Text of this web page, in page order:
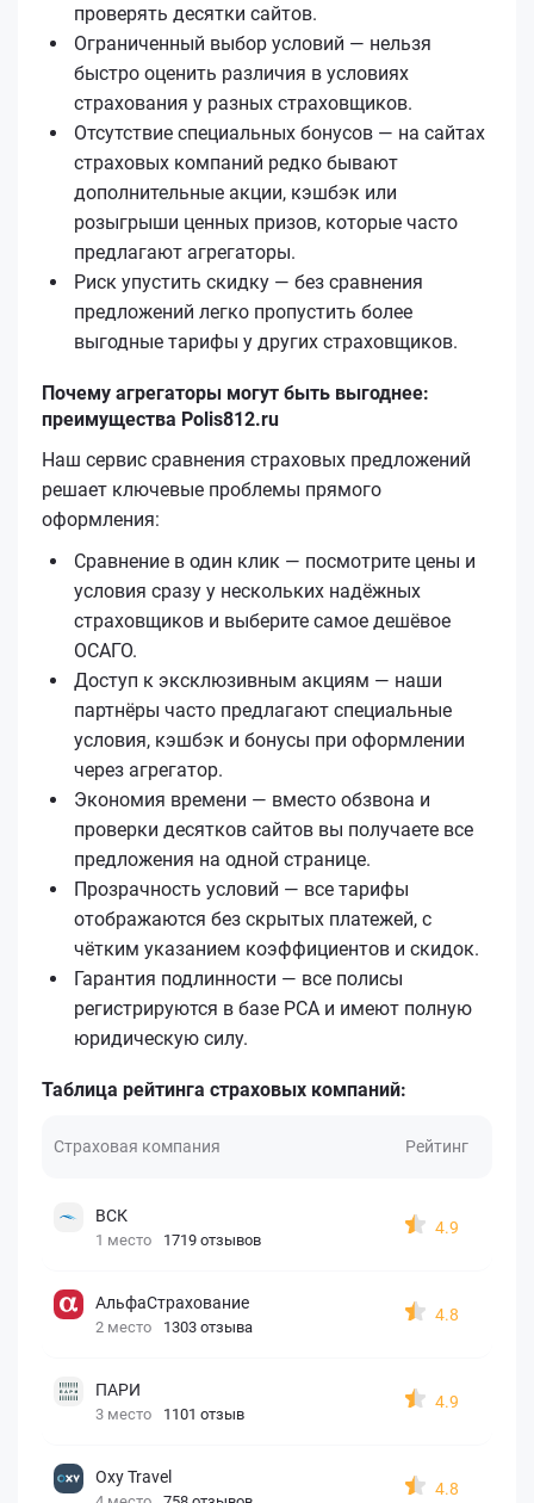
проверять десятки сайтов.
Ограниченный выбор условий — нельзя
быстро оценить различия в условиях
страхования у разных страховщиков.
Отсутствие специальных бонусов — на сайтах
страховых компаний редко бывают
дополнительные акции, кэшбэк или
розыгрыши ценных призов, которые часто
предлагают агрегаторы.
Риск упустить скидку — без сравнения
предложений легко пропустить более
выгодные тарифы у других страховщиков.
Почему агрегаторы могут быть выгоднее:
преимущества Polis812.ru
Наш сервис сравнения страховых предложений
решает ключевые проблемы прямого
оформления:
Сравнение в один клик — посмотрите цены и
условия сразу у нескольких надёжных
страховщиков и выберите самое дешёвое
ОСАГО.
Доступ к эксклюзивным акциям — наши
партнёры часто предлагают специальные
условия, кэшбэк и бонусы при оформлении
через агрегатор.
Экономия времени — вместо обзвона и
проверки десятков сайтов вы получаете все
предложения на одной странице.
Прозрачность условий — все тарифы
отображаются без скрытых платежей, с
чётким указанием коэффициентов и скидок.
Гарантия подлинности — все полисы
регистрируются в базе РСА и имеют полную
юридическую силу.
Таблица рейтинга страховых компаний:
Страховая компания Рейтинг
ВСК
1 место 1719 отзывов
4.9
АльфаСтрахование
2 место 1303 отзыва
4.8
ПАРИ
3 место 1101 отзыв
4.9
Oxy Travel
4.8